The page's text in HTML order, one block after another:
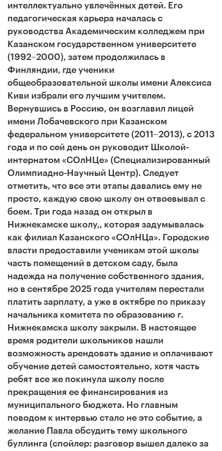
интеллектуально увлечённых детей. Его
педагогическая карьера началась с
руководства Академическим колледжем при
Казанском государственном университете
(1992–2000), затем продолжилась в
Финляндии, где ученики
общеобразовательной школы имени Алексиса
Киви избрали его лучшим учителем.
Вернувшись в Россию, он возглавил лицей
имени Лобачевского при Казанском
федеральном университете (2011–2013), с 2013
года и по сей день он руководит Школой-
интернатом «СОлНЦе» (Специализированный
Олимпиадно-Научный Центр). Следует
отметить, что все эти этапы давались ему не
просто, каждую свою школу он отвоевывал с
боем. Три года назад он открыл в
Нижнекамске школу,, которая задумывалась
как филиал Казанского «СОлНЦа». Городские
власти предоставили ученикам этой школы
часть помещений в детском саду, была
надежда на получение собственного здания,
но в сентябре 2025 года учителям перестали
платить зарплату, а уже в октябре по приказу
начальника комитета по образованию г.
Нижнекамска школу закрыли. В настоящее
время родители школьников нашли
возможность арендовать здание и оплачивают
обучение детей самостоятельно, хотя часть
ребят все же покинула школу после
прекращения ее финансирования из
муниципального бюджета. Но главным
поводом к интервью стало не это событие, а
желание Павла обсудить тему школьного
буллинга (спойлер: разговор вышел далеко за